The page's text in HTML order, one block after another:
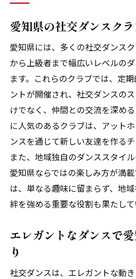
愛知県の社交ダンスク
愛知県には、多くの社交ダンス
から上級者まで幅広いレベルの
ます。これらのクラブでは、定
ントが開催され、社交ダンスの
けでなく、仲間との交流を深め
に人気のあるクラブは、アット
ンスを通じて新しい友達を作るチ
また、地域独自のダンススタイル
愛知県ならではの楽しみ方が満
は、単なる趣味に留まらず、地
絆を強める重要な役割も果たして
エレガントなダンスで
り
社交ダンスは、エレガントな動